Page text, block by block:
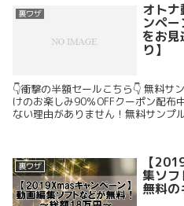
裏ワザ オト
ンペ
をお見
り】
👇衝撃の半額セールこちら👇 無料サ
けのお楽しみ90％OFFクーポン配布
ない理由がありません！無料サンプ
裏ワザ 【
集ソ
無料の